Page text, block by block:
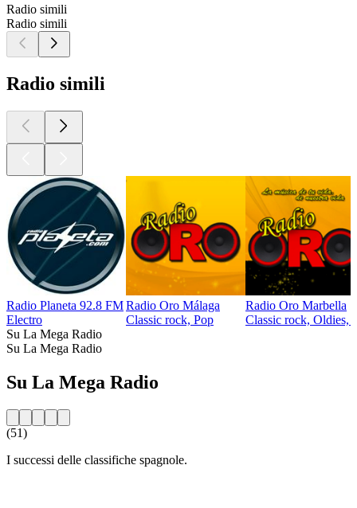
Radio simili
Radio simili
Radio simili
Radio Planeta 92.8 FM
Electro
Radio Oro Málaga
Classic rock, Pop
Radio Oro Marbella
Classic rock, Oldies,
Su La Mega Radio
Su La Mega Radio
Su La Mega Radio
(51)
I successi delle classifiche spagnole.